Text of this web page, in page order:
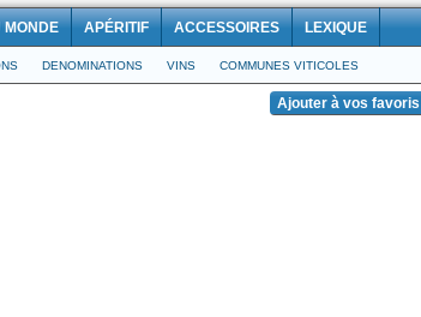
MONDE APÉRITIF ACCESSOIRES LEXIQUE
DENOMINATIONS VINS COMMUNES VITICOLES